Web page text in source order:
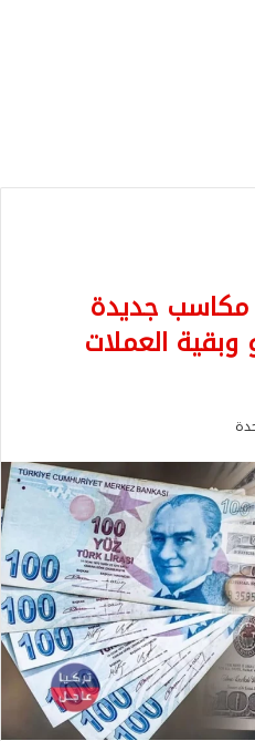
مكاسب جديدة
وبقية العملات